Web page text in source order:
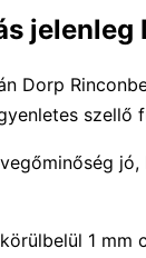
jelenleg
Dorp
szellő
1